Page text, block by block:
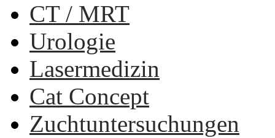
CT / MRT
Urologie
Lasermedizin
Cat Concept
Zuchtuntersuchungen